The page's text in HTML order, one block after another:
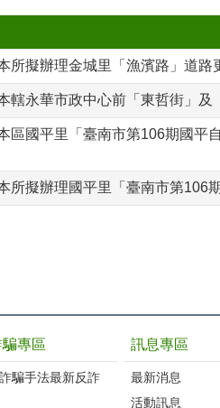
所擬辦理金城里「漁濱路」道路
轄永華市政中心前「東哲街」
區國平里「臺南市第106期國平
所擬辦理國平里「臺南市第106
騙專區
騙手法最新反詐
訊息專區
最新消息
活動訊息